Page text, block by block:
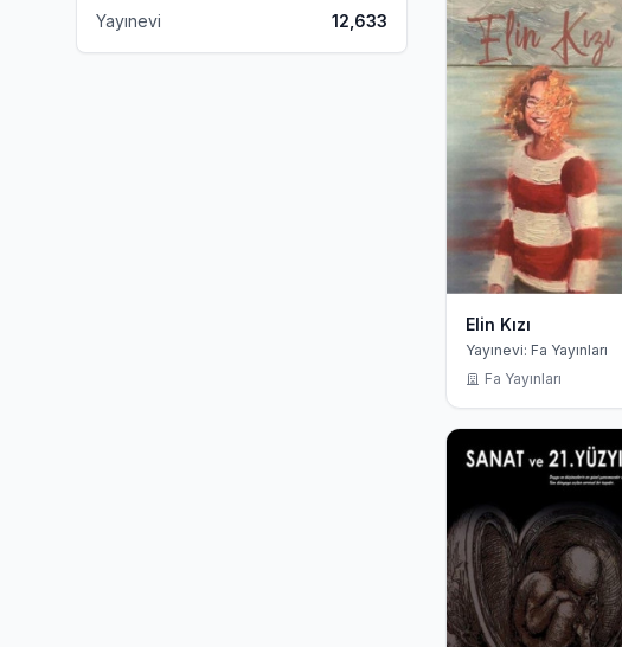
Yayınevi
12,633
Elin Kızı
Yayınevi: Fa Yayınları
Fa Yayınları